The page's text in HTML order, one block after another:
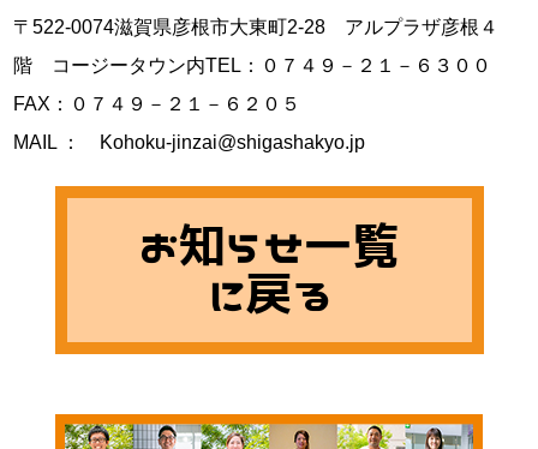
〒522-0074滋賀県彦根市大東町2-28　アルプラザ彦根４
階　コージータウン内TEL：０７４９－２１－６３００
FAX：０７４９－２１－６２０５
MAIL ：　Kohoku-jinzai@shigashakyo.jp
お知らせ一覧
に戻る